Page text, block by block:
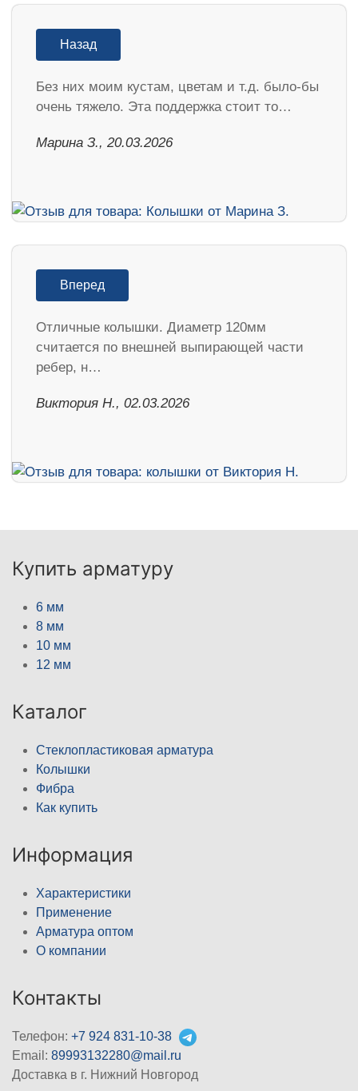
Назад
Без них моим кустам, цветам и т.д. было-бы
очень тяжело. Эта поддержка стоит то…
Марина З., 20.03.2026
Вперед
Отличные колышки. Диаметр 120мм
считается по внешней выпирающей части
ребер, н…
Виктория Н., 02.03.2026
Купить арматуру
6 мм
8 мм
10 мм
12 мм
Каталог
Стеклопластиковая арматура
Колышки
Фибра
Как купить
Информация
Характеристики
Применение
Арматура оптом
О компании
Контакты
Телефон: +7 924 831-10-38
Email: 89993132280@mail.ru
Доставка в г. Нижний Новгород